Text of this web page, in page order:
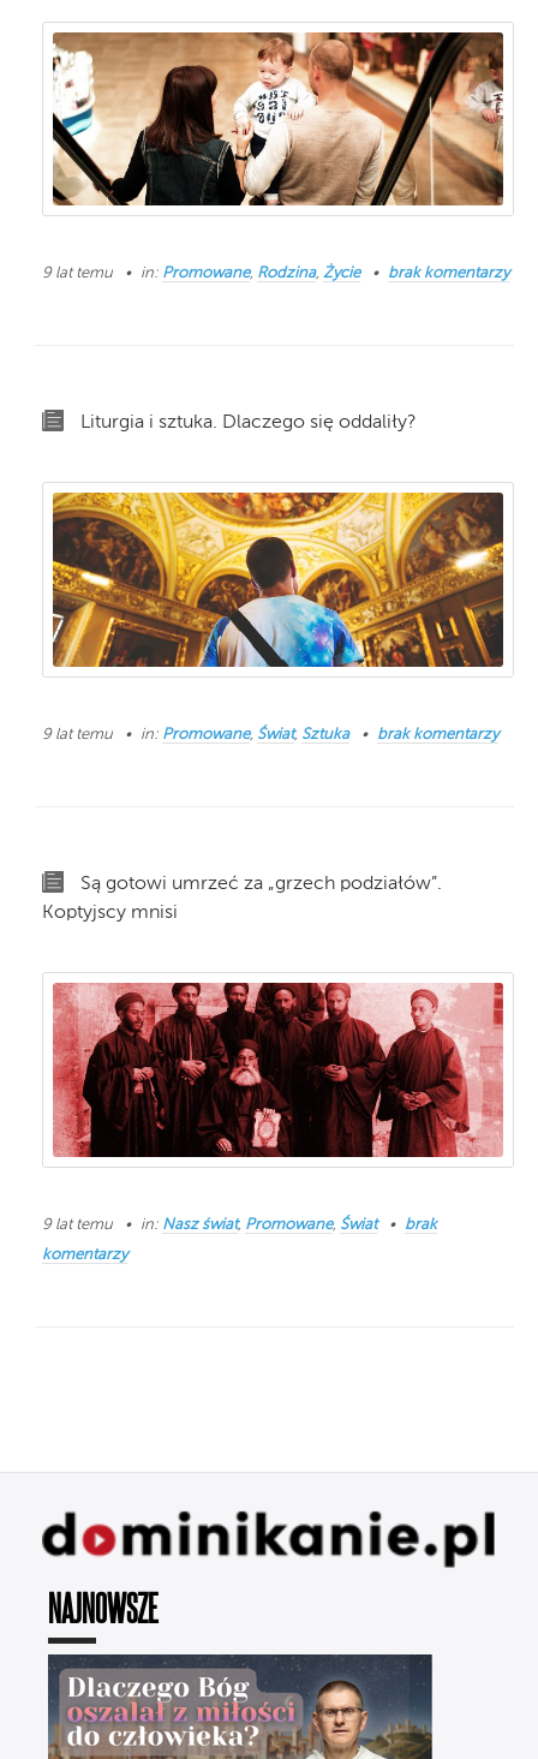
9 lat temu in: Promowane, Rodzina, Życie brak komentarzy
Liturgia i sztuka. Dlaczego się oddaliły?
9 lat temu in: Promowane, Świat, Sztuka brak komentarzy
Są gotowi umrzeć za „grzech podziałów”.
Koptyjscy mnisi
9 lat temu in: Nasz świat, Promowane, Świat
brak
komentarzy
NAJNOWSZE